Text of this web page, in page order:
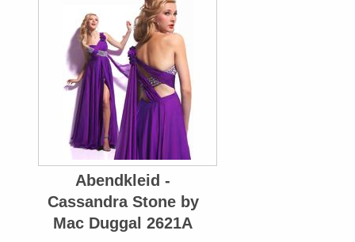
Abendkleid -
Cassandra Stone by
Mac Duggal 2621A